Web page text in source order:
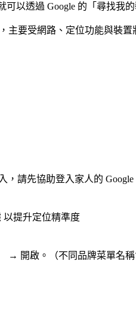
可以透過 Google 的「尋找
要受網路、定位功能與裝
請先協助登入家人的 Google
提升定位精準度
→ 開啟。（不同品牌菜單名稱